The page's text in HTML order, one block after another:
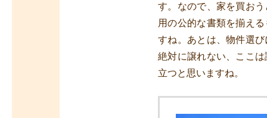
す。なので、家を買お
用の公的な書類を揃え
すね。あとは、物件選
絶対に譲れない、ここ
立つと思いますね。